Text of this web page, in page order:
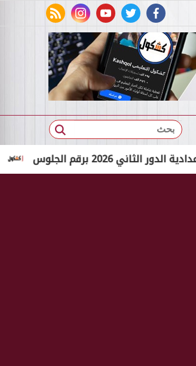
facebook
twitter
youtube
instagram
rss feed
بحث
بالاسم الثلاثي الجلوس